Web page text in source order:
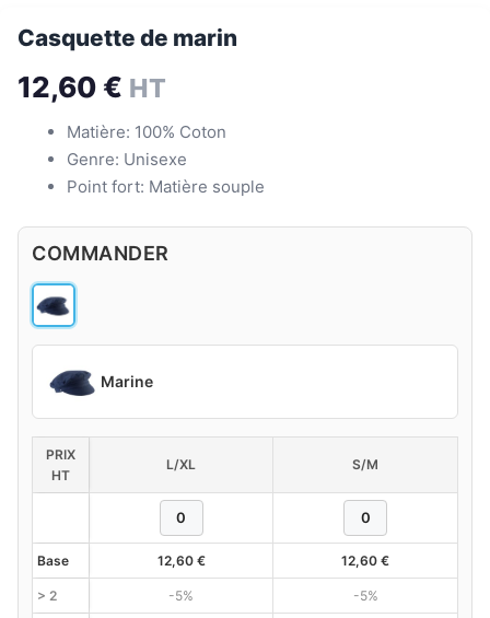
Casquette de marin
12,60 € HT
Matière: 100% Coton
Genre: Unisexe
Point fort: Matière souple
COMMANDER
Marine
PRIX
HT
L/XL S/M
Base 12,60 € 12,60 €
> 2 -5% -5%